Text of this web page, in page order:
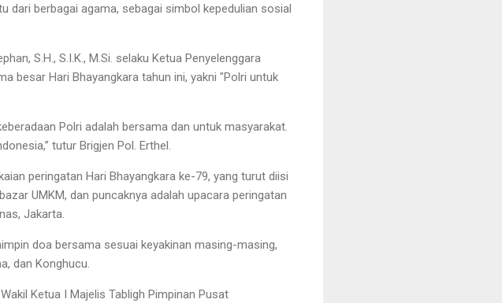
dari berbagai agama, sebagai simbol kepedulian sosial
S.H., S.I.K., M.Si. selaku Ketua Penyelenggara
besar Hari Bhayangkara tahun ini, yakni "Polri untuk
Polri adalah bersama dan untuk masyarakat.
tutur Brigjen Pol. Erthel.
peringatan Hari Bhayangkara ke-79, yang turut diisi
UMKM, dan puncaknya adalah upacara peringatan
Jakarta.
doa bersama sesuai keyakinan masing-masing,
dan Konghucu.
Ketua I Majelis Tabligh Pimpinan Pusat